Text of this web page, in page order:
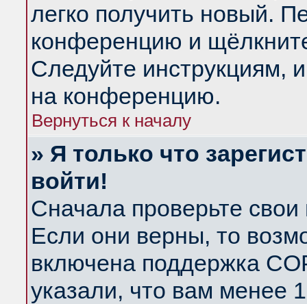
легко получить новый.
конференцию и
Следуйте инструкциям,
на конференцию.
Вернуться к началу
» Я только что
войти!
Сначала проверьте
Если они верны, то
включена поддержка
указали, что вам менее